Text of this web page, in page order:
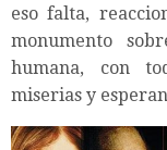
eso falta,
monumento
humana, con
miserias y